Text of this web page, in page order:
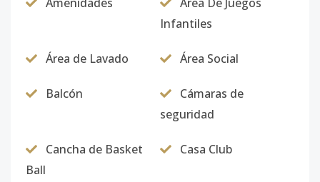
Infantiles
Área de Lavado Área Social
Balcón
Cámaras de
seguridad
Cancha de Basket
Ball
Casa Club